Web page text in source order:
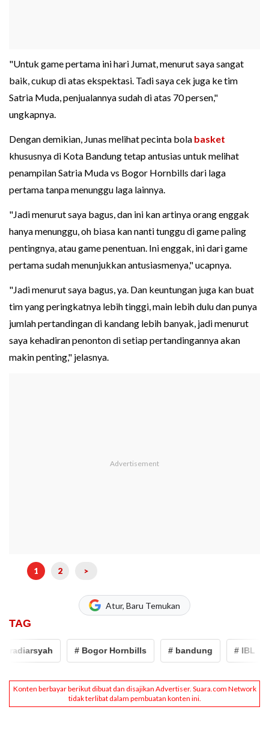
"Untuk game pertama ini hari Jumat, menurut saya sangat
baik, cukup di atas ekspektasi. Tadi saya cek juga ke tim
Satria Muda, penjualannya sudah di atas 70 persen,"
ungkapnya.
Dengan demikian, Junas melihat pecinta bola basket
khususnya di Kota Bandung tetap antusias untuk melihat
penampilan Satria Muda vs Bogor Hornbills dari laga
pertama tanpa menunggu laga lainnya.
"Jadi menurut saya bagus, dan ini kan artinya orang enggak
hanya menunggu, oh biasa kan nanti tunggu di game paling
pentingnya, atau game penentuan. Ini enggak, ini dari game
pertama sudah menunjukkan antusiasmenya," ucapnya.
"Jadi menurut saya bagus, ya. Dan keuntungan juga kan buat
tim yang peringkatnya lebih tinggi, main lebih dulu dan punya
jumlah pertandingan di kandang lebih banyak, jadi menurut
saya kehadiran penonton di setiap pertandingannya akan
makin penting," jelasnya.
1 2 >
Atur, Baru Temukan
TAG
# Bogor Hornbills # bandung